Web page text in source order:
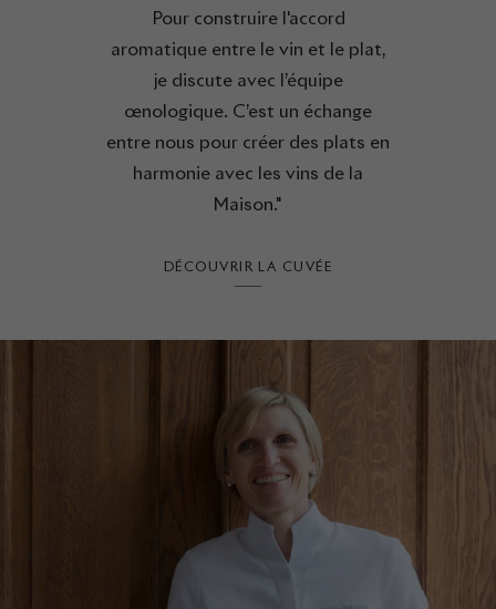
Pour construire l'accord
aromatique entre le vin et le plat,
je discute avec l’équipe
œnologique. C’est un échange
entre nous pour créer des plats en
harmonie avec les vins de la
Maison."
DÉCOUVRIR LA CUVÉE